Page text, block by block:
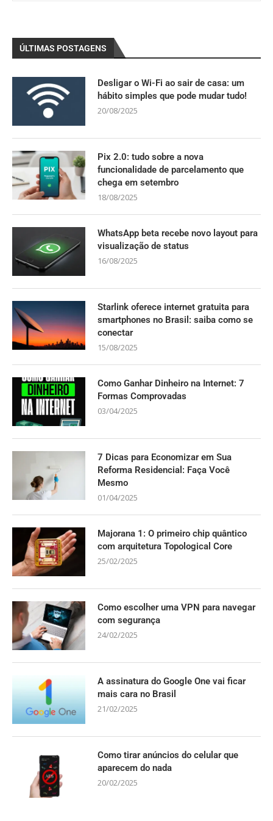
ÚLTIMAS POSTAGENS
Desligar o Wi-Fi ao sair de casa: um
hábito simples que pode mudar tudo!
20/08/2025
Pix 2.0: tudo sobre a nova
funcionalidade de parcelamento que
chega em setembro
18/08/2025
WhatsApp beta recebe novo layout para
visualização de status
16/08/2025
Starlink oferece internet gratuita para
smartphones no Brasil: saiba como se
conectar
15/08/2025
Como Ganhar Dinheiro na Internet: 7
Formas Comprovadas
03/04/2025
7 Dicas para Economizar em Sua
Reforma Residencial: Faça Você
Mesmo
01/04/2025
Majorana 1: O primeiro chip quântico
com arquitetura Topological Core
25/02/2025
Como escolher uma VPN para navegar
com segurança
24/02/2025
A assinatura do Google One vai ficar
mais cara no Brasil
21/02/2025
Como tirar anúncios do celular que
aparecem do nada
20/02/2025